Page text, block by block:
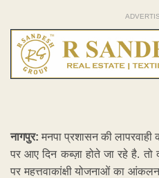
नागपुर: मनपा प्रशासन की
पर आए दिन कब्ज़ा होते जा रहे है. तो
पर महत्तवाकांक्षी योजनाओं का